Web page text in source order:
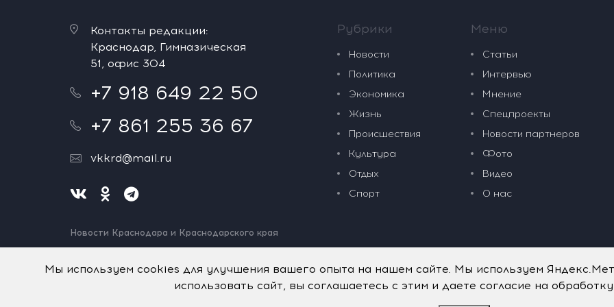
Контакты редакции:
Краснодар, Гимназическая
51, офис 304
+7 918 649 22 50
+7 861 255 36 67
vkkrd@mail.ru
Новости Краснодара и Краснодарского края
Нашли ошибку? Выделите и нажмите Ctrl+Enter.
Рубрики
Новости
Политика
Экономика
Жизнь
Происшествия
Культура
Отдых
Спорт
Меню
Статьи
Интервью
Мнение
Спецпроекты
Новости партнеров
Фото
Видео
О нас
Мы используем cookies для улучшения вашего опыта на нашем сайте. Мы используем
использовать сайт, вы соглашаетесь с этим и даете согласие на